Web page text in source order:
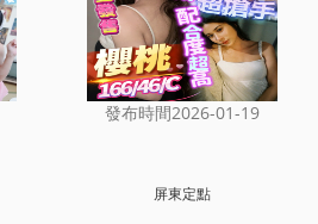
發布時間2026-01-19
屏東定點